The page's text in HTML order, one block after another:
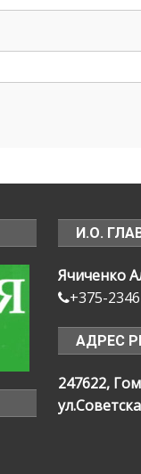
И.О.
Ячиченко
+375-
АДРЕС
247622,